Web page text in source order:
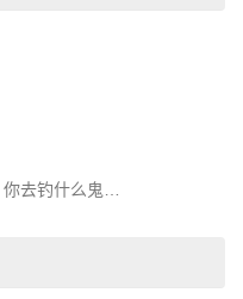
去钓什么鬼…